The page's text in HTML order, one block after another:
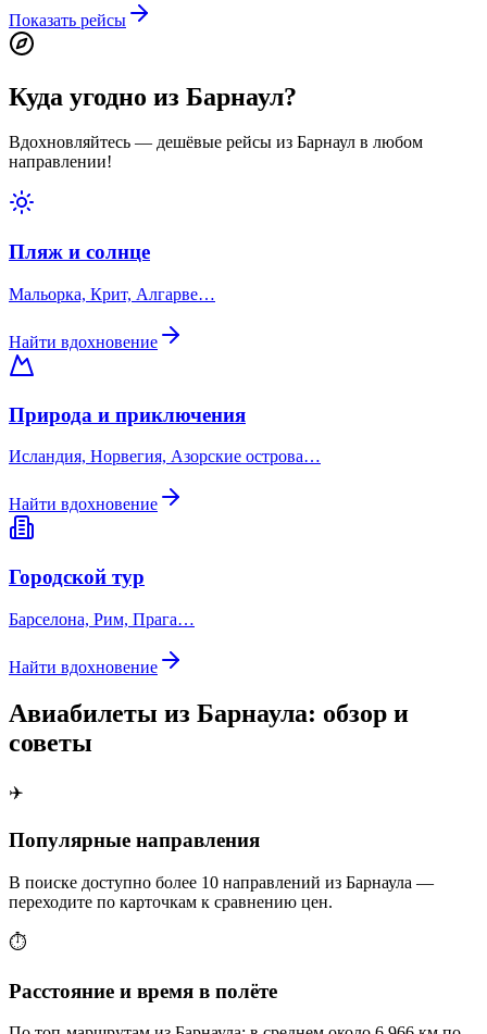
Показать рейсы
Куда угодно из Барнаул?
Вдохновляйтесь — дешёвые рейсы из Барнаул в любом
направлении!
Пляж и солнце
Мальорка, Крит, Алгарве…
Найти вдохновение
Природа и приключения
Исландия, Норвегия, Азорские острова…
Найти вдохновение
Городской тур
Барселона, Рим, Прага…
Найти вдохновение
Авиабилеты из Барнаула: обзор и
советы
✈️
Популярные направления
В поиске доступно более 10 направлений из Барнаула —
переходите по карточкам к сравнению цен.
⏱️
Расстояние и время в полёте